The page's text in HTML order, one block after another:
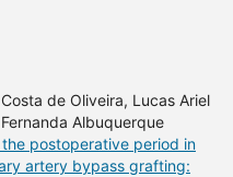
de Oliveira, Lucas Ariel
Albuquerque
postoperative period in
artery bypass grafting: